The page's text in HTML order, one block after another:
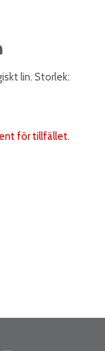
lin. Storlek:
för tillfället.